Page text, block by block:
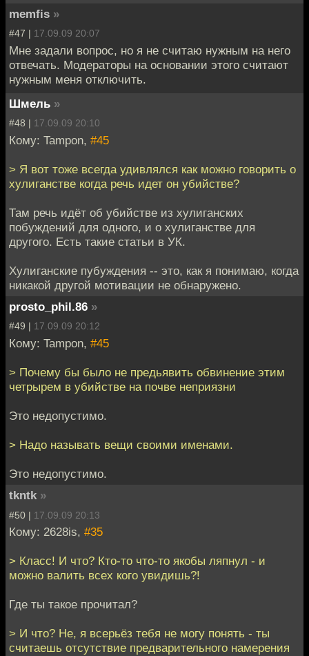
memfis »
#47 | 17.09.09 20:07
Мне задали вопрос, но я не считаю нужным на него
отвечать. Модераторы на основании этого считают
нужным меня отключить.
Шмель »
#48 | 17.09.09 20:10
Кому: Tampon, #45
> Я вот тоже всегда удивлялся как можно говорить о
хулиганстве когда речь идет он убийстве?
Там речь идёт об убийстве из хулиганских
побуждений для одного, и о хулиганстве для
другого. Есть такие статьи в УК.
Хулиганские пубуждения -- это, как я понимаю, когда
никакой другой мотивации не обнаружено.
prosto_phil.86 »
#49 | 17.09.09 20:12
Кому: Tampon, #45
> Почему бы было не предьявить обвинение этим
четрырем в убийстве на почве неприязни
Это недопустимо.
> Надо называть вещи своими именами.
Это недопустимо.
tkntk »
#50 | 17.09.09 20:13
Кому: 2628is, #35
> Класс! И что? Кто-то что-то якобы ляпнул - и
можно валить всех кого увидишь?!
Где ты такое прочитал?
> И что? Не, я всерьёз тебя не могу понять - ты
считаешь отсутствие предварительного намерения